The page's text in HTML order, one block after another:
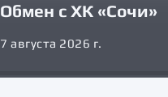
Обмен с ХК «Сочи»
7 августа 2026 г.